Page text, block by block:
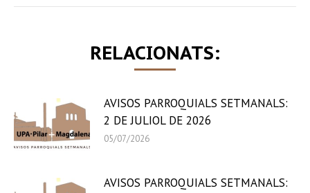
RELACIONATS:
AVISOS PARROQUIALS SETMANALS:
2 DE JULIOL DE 2026
05/07/2026
AVISOS PARROQUIALS SETMANALS: